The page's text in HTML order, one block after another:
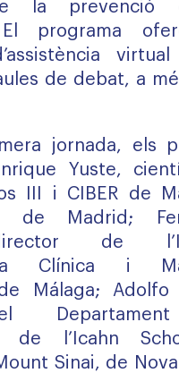
la prevenció
El programa
de debat, a
jornada, els
Yuste,
III i CIBER de
de Madrid;
de
Clínica i
Málaga; Adolfo
de l’Icahn
Sinai, de